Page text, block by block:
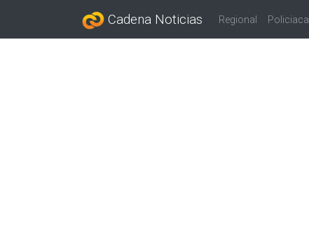
Cadena Noticias Regional Policiaca